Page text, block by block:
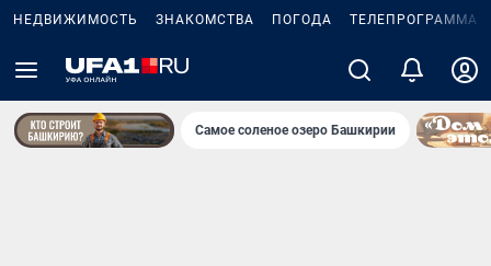
НЕДВИЖИМОСТЬ ЗНАКОМСТВА ПОГОДА ТЕЛЕПРОГРАММА
Самое соленое озеро Башкирии